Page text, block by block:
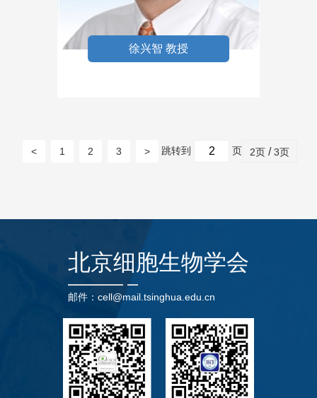
徐兴智 教授
< 1 2 3 > 跳转到 页 2页 /3页
北京细胞生物学会
邮件：cell@mail.tsinghua.edu.cn